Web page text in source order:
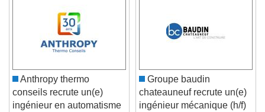
Text Background
Color
Caption Area Background
Color
Font Size
Anthropy thermo
conseils recrute un(e)
Groupe baudin
chateauneuf recrute un(e)